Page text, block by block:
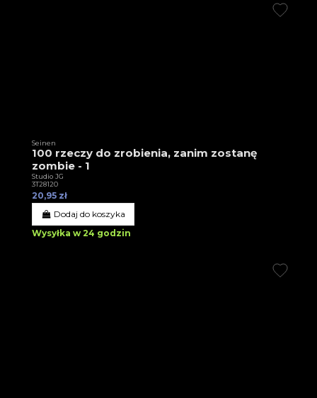
Seinen
100 rzeczy do zrobienia, zanim zostanę
zombie - 1
Studio JG
3T28120
20,95 zł
Dodaj do koszyka
Wysyłka w 24 godzin